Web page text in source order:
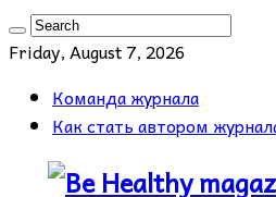
Friday, August 7, 2026
Команда журнала
Как стать автором